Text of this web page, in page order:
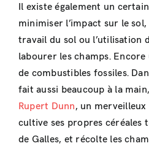
Il existe également un
minimiser l’impact sur le sol,
travail du sol ou l’utilisation
labourer les champs. Encore
de combustibles fossiles.
fait aussi beaucoup à la
Rupert Dunn, un
cultive ses propres céréales
de Galles, et récolte les